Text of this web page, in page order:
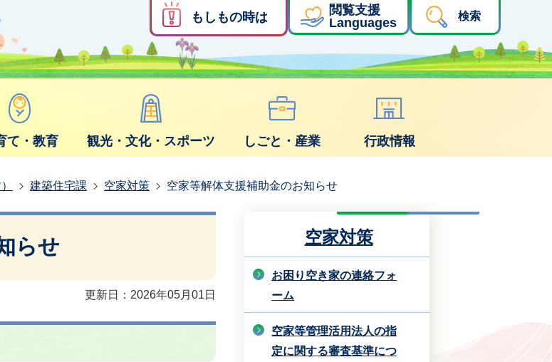
もしもの時は
閲覧支援
Languages
検索
て・教育 観光・文化・スポーツ しごと・産業 行政情報
建築住宅課 空家対策 空家等解体支援補助金のお知らせ
らせ
更新日：2026年05月01日
空家対策
お困り空き家の連絡フォ
ーム
空家等管理活用法人の指
定に関する審査基準につ